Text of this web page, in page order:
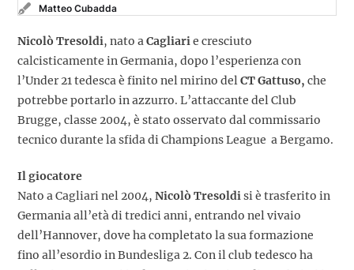
Matteo Cubadda
Nicolò Tresoldi, nato aCagliarie cresciuto
calcisticamente in Germania, dopo l’esperienza con
l’Under 21 tedesca è finito nel mirino delCT Gattuso, che
potrebbe portarlo in azzurro. L’attaccante del Club
Brugge, classe 2004, è stato osservato dal commissario
tecnico durante la sfida di Champions League a Bergamo.
Il giocatore
Nato a Cagliari nel 2004, Nicolò Tresoldisi è trasferito in
Germania all’età di tredici anni, entrando nel vivaio
dell’Hannover, dove ha completato la sua formazione
fino all’esordio in Bundesliga 2. Con il club tedesco ha